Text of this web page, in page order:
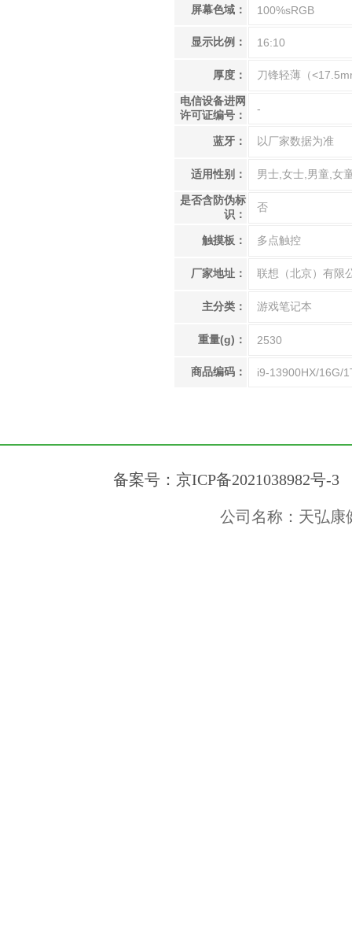
屏幕色域： 100%sRGB
显示比例： 16:10
厚度： 刀锋轻薄（
电信设备进网
许可证编号：
-
蓝牙： 以厂家数据为准
适用性别： 男士,女士,男童,女
是否含防伪标
识：
否
触摸板： 多点触控
厂家地址： 联想（北京）有限
主分类： 游戏笔记本
重量(g)： 2530
商品编码： i9-13900HX/16G/
备案号：京ICP备2021038982号-3
公司名称：天弘康